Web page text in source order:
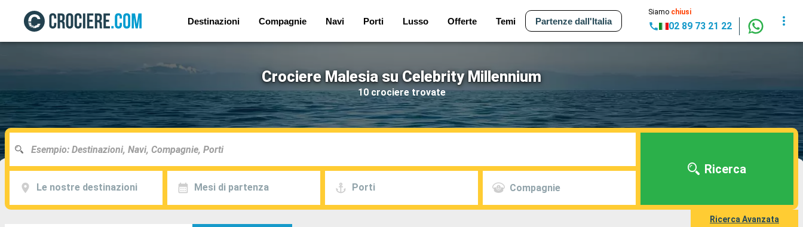
Destinazioni Compagnie Navi Porti Lusso Offerte Temi Partenze dall'Italia
Siamo chiusi
02 89 73 21 22
Crociere Malesia su Celebrity Millennium
10 crociere trovate
Le nostre destinazioni Mesi di partenza Porti Compagnie
Ricerca
Ricerca Avanzata